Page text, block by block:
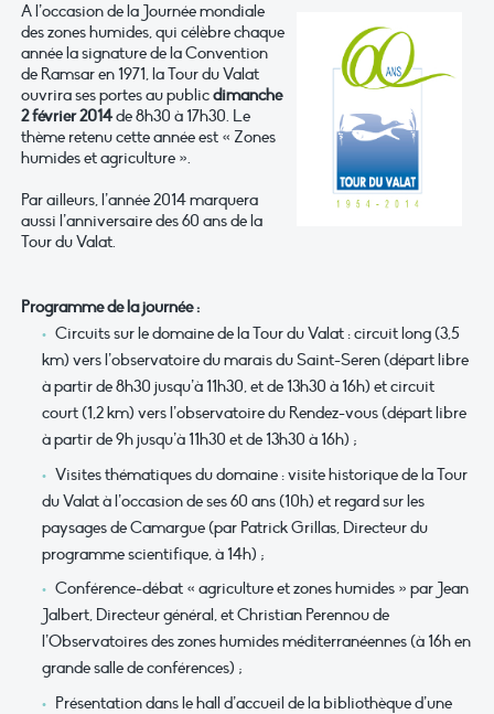
A l’occasion de la Journée mondiale
des zones humides, qui célèbre chaque
année la signature de la Convention
de Ramsar en 1971, la Tour du Valat
ouvrira ses portes au publicdimanche
2 février 2014de 8h30 à 17h30. Le
thème retenu cette année est « Zones
humides et agriculture ».
Par ailleurs, l’année 2014 marquera
aussi l’anniversaire des 60 ans de la
Tour du Valat.
Programme de la journée :
Circuits sur le domaine de la Tour du Valat : circuit long (3,5
km) vers l’observatoire du marais du Saint-Seren (départ libre
à partir de 8h30 jusqu’à 11h30, et de 13h30 à 16h) et circuit
court (1,2 km) vers l’observatoire du Rendez-vous (départ libre
à partir de 9h jusqu’à 11h30 et de 13h30 à 16h) ;
Visites thématiques du domaine : visite historique de la Tour
du Valat à l’occasion de ses 60 ans (10h) et regard sur les
paysages de Camargue (par Patrick Grillas, Directeur du
programme scientifique, à 14h) ;
Conférence-débat « agriculture et zones humides » par Jean
Jalbert, Directeur général, et Christian Perennou de
l’Observatoires des zones humides méditerranéennes (à 16h en
grande salle de conférences) ;
Présentation dans le hall d’accueil de la bibliothèque d’une